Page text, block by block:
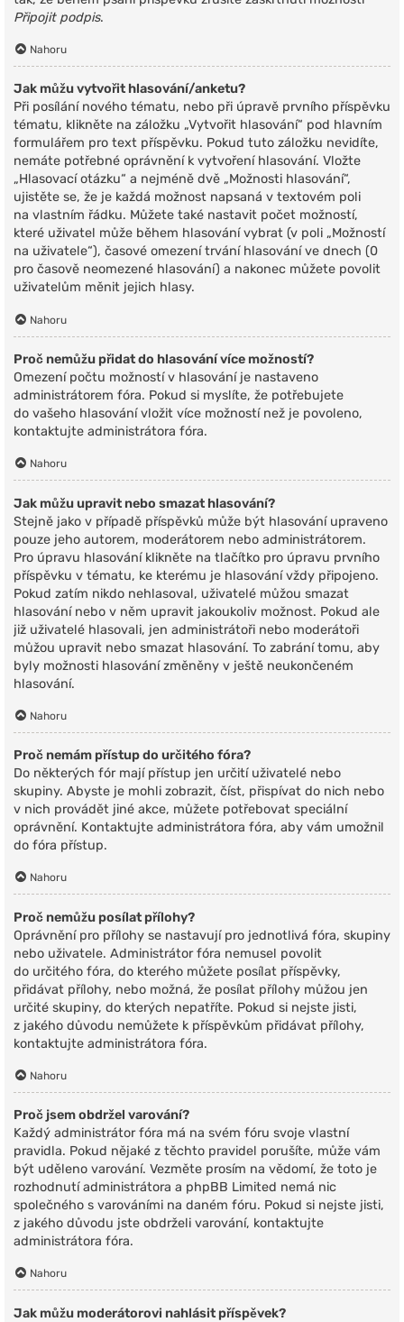
Připojit podpis.
Nahoru
Jak můžu vytvořit hlasování/anketu?
Při posílání nového tématu, nebo při úpravě prvního příspěvku
tématu, klikněte na záložku „Vytvořit hlasování“ pod hlavním
formulářem pro text příspěvku. Pokud tuto záložku nevidíte,
nemáte potřebné oprávnění k vytvoření hlasování. Vložte
„Hlasovací otázku“ a nejméně dvě „Možnosti hlasování“,
ujistěte se, že je každá možnost napsaná v textovém poli
na vlastním řádku. Můžete také nastavit počet možností,
které uživatel může během hlasování vybrat (v poli „Možností
na uživatele“), časové omezení trvání hlasování ve dnech (0
pro časově neomezené hlasování) a nakonec můžete povolit
uživatelům měnit jejich hlasy.
Nahoru
Proč nemůžu přidat do hlasování více možností?
Omezení počtu možností v hlasování je nastaveno
administrátorem fóra. Pokud si myslíte, že potřebujete
do vašeho hlasování vložit více možností než je povoleno,
kontaktujte administrátora fóra.
Nahoru
Jak můžu upravit nebo smazat hlasování?
Stejně jako v případě příspěvků může být hlasování upraveno
pouze jeho autorem, moderátorem nebo administrátorem.
Pro úpravu hlasování klikněte na tlačítko pro úpravu prvního
příspěvku v tématu, ke kterému je hlasování vždy připojeno.
Pokud zatím nikdo nehlasoval, uživatelé můžou smazat
hlasování nebo v něm upravit jakoukoliv možnost. Pokud ale
již uživatelé hlasovali, jen administrátoři nebo moderátoři
můžou upravit nebo smazat hlasování. To zabrání tomu, aby
byly možnosti hlasování změněny v ještě neukončeném
hlasování.
Nahoru
Proč nemám přístup do určitého fóra?
Do některých fór mají přístup jen určití uživatelé nebo
skupiny. Abyste je mohli zobrazit, číst, přispívat do nich nebo
v nich provádět jiné akce, můžete potřebovat speciální
oprávnění. Kontaktujte administrátora fóra, aby vám umožnil
do fóra přístup.
Nahoru
Proč nemůžu posílat přílohy?
Oprávnění pro přílohy se nastavují pro jednotlivá fóra, skupiny
nebo uživatele. Administrátor fóra nemusel povolit
do určitého fóra, do kterého můžete posílat příspěvky,
přidávat přílohy, nebo možná, že posílat přílohy můžou jen
určité skupiny, do kterých nepatříte. Pokud si nejste jisti,
z jakého důvodu nemůžete k příspěvkům přidávat přílohy,
kontaktujte administrátora fóra.
Nahoru
Proč jsem obdržel varování?
Každý administrátor fóra má na svém fóru svoje vlastní
pravidla. Pokud nějaké z těchto pravidel porušíte, může vám
být uděleno varování. Vezměte prosím na vědomí, že toto je
rozhodnutí administrátora a phpBB Limited nemá nic
společného s varováními na daném fóru. Pokud si nejste jisti,
z jakého důvodu jste obdrželi varování, kontaktujte
administrátora fóra.
Nahoru
Jak můžu moderátorovi nahlásit příspěvek?